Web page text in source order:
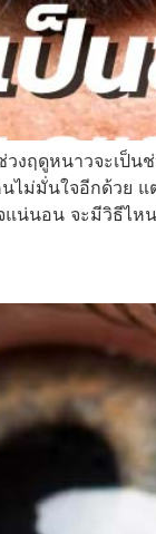
ฤดูหนาวจะเป็น
ม่มั่นใจอีกด้วย
น่นอน จะมีวิธีไห